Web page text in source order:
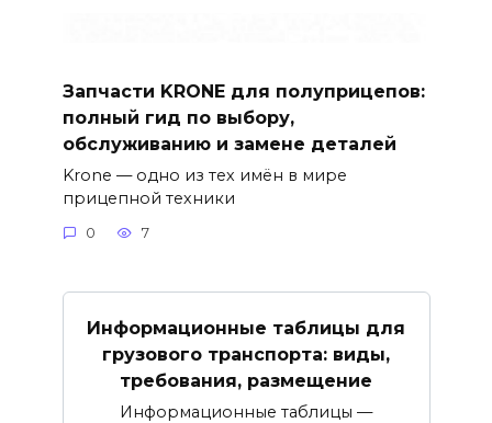
Запчасти KRONE для полуприцепов:
полный гид по выбору,
обслуживанию и замене деталей
Krone — одно из тех имён в мире
прицепной техники
0 7
Информационные таблицы для
грузового транспорта: виды,
требования, размещение
Информационные таблицы —